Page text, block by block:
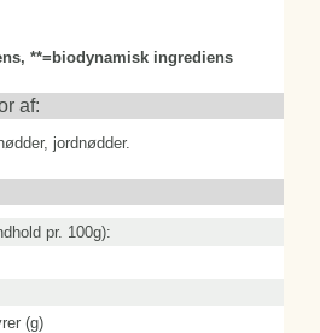
**=biodynamisk ingrediens
af:
jordnødder.
pr. 100g):
(g)